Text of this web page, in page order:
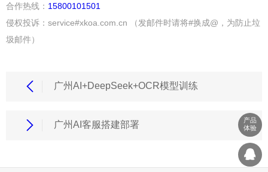
合作热线： 15800101501
侵权投诉：service#xkoa.com.cn （发邮件时请将#换成@，为防止垃
圾邮件）
广州AI+DeepSeek+OCR模型训练
广州AI客服搭建部署
产品
体验